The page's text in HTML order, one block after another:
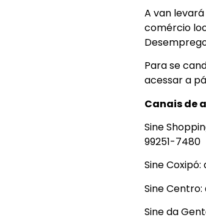
A van
comércio
Para se
acessar a
Canais de
Sine
99251-7480
Sine
Sine Centro:
Sine da